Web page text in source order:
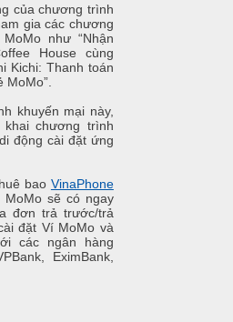
của chương trình
gia các chương
như “Nhận
House cùng
Kichi: Thanh toán
MoMo”.
khuyến mại này,
chương trình
động cài đặt ứng
bao VinaPhone
sẽ có ngay
đơn trả trước/trả
đặt Ví MoMo và
các ngân hàng
EximBank,